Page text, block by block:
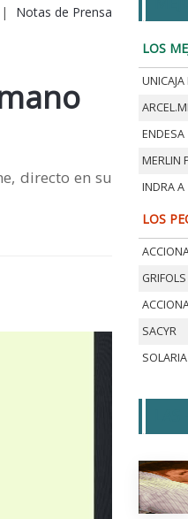
| Notas de Prensa
directo en su
LOS
ENDESA
MERLIN
INDRA A
LOS
GRIFOLS
SACYR
SOLARIA